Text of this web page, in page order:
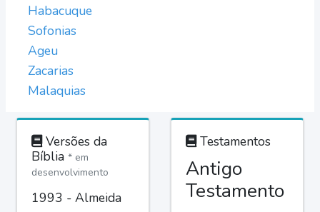
Habacuque
Sofonias
Ageu
Zacarias
Malaquias
Versões da
Bíblia * em
desenvolvimento
1993 - Almeida
Testamentos
Antigo
Testamento